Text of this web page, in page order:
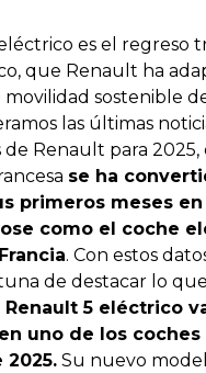
es el regreso
que Renault ha
movilidad sostenible
las últimas
de Renault para
se ha
primeros meses
como el coche
. Con estos
de destacar lo
Renault 5 eléctrico
uno de los
Su nuevo